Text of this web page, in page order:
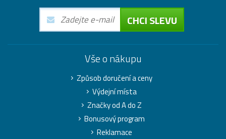
CHCI SLEVU
Vše o nákupu
Způsob doručení a ceny
Výdejní místa
Značky od A do Z
Bonusový program
Reklamace